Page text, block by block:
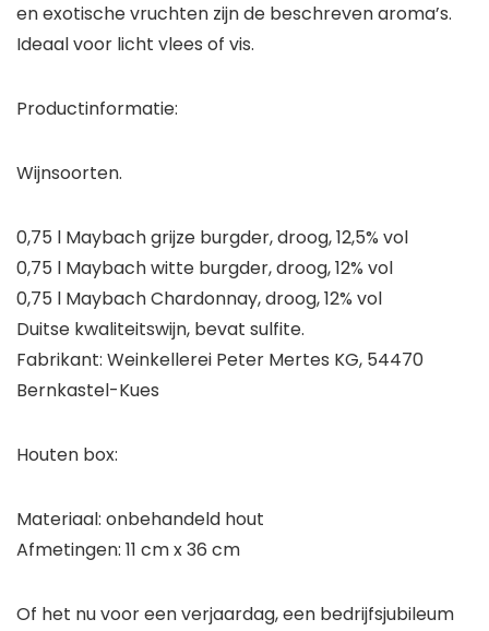
en exotische vruchten zijn de beschreven aroma’s.
Ideaal voor licht vlees of vis.
Productinformatie:
Wijnsoorten.
0,75 l Maybach grijze burgder, droog, 12,5% vol
0,75 l Maybach witte burgder, droog, 12% vol
0,75 l Maybach Chardonnay, droog, 12% vol
Duitse kwaliteitswijn, bevat sulfite.
Fabrikant: Weinkellerei Peter Mertes KG, 54470
Bernkastel-Kues
Houten box:
Materiaal: onbehandeld hout
Afmetingen: 11 cm x 36 cm
Of het nu voor een verjaardag, een bedrijfsjubileum